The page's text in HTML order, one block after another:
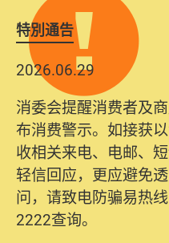
特別通告
2026.06.29
消委会提醒消费者及
布消费警示。如接获
收相关来电、电邮、
轻信回应，更应避免
问，请致电防骗易热
2222查询。